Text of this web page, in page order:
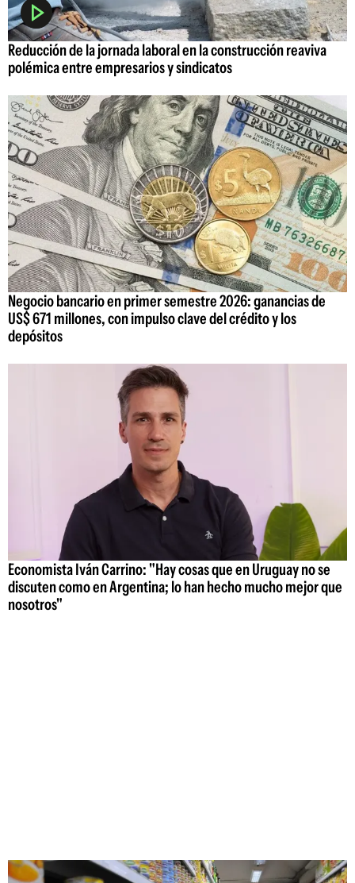
Reducción de la jornada laboral en la construcción reaviva
polémica entre empresarios y sindicatos
Negocio bancario en primer semestre 2026: ganancias de
US$ 671 millones, con impulso clave del crédito y los
depósitos
Economista Iván Carrino: "Hay cosas que en Uruguay no se
discuten como en Argentina; lo han hecho mucho mejor que
nosotros"